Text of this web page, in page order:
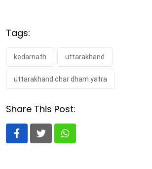
Tags:
kedarnath uttarakhand
uttarakhand char dham yatra
Share This Post:
Whatsapp